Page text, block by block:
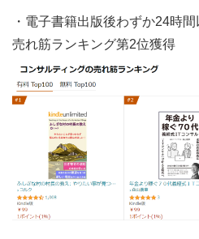
・電子書籍出版後わずか24時
売れ筋ランキング第2位獲得